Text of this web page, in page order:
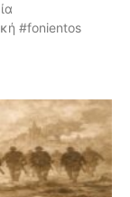
#fonientos